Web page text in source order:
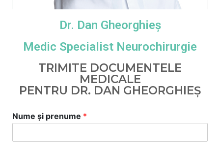
Dr. Dan Gheorghieș
Medic Specialist Neurochirurgie
TRIMITE DOCUMENTELE
MEDICALE
PENTRU DR. DAN GHEORGHIEȘ
Nume și prenume *